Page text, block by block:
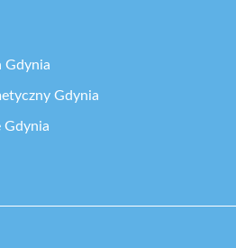
Gdynia
Gdynia
Gdynia